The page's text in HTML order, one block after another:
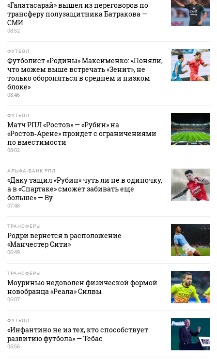
«Галатасарай» вышел из переговоров по
трансферу полузащитника Батракова —
СМИ
08:52
ФУТБОЛ
Футболист «Родины» Максименко: «Поняли,
что можем выше встречать «Зенит», не
только обороняться в среднем и низком
блоке»
08:46
ФУТБОЛ
Матч РПЛ «Ростов» — «Рубин» на
«Ростов‑Арене» пройдет с ограничениями
по вместимости
08:02
АЛЬФА-БАНК РПЛ
«Даку тащил «Рубин» чуть ли не в одиночку,
а в «Спартаке» сможет забивать еще
больше» — Ву
07:48
ТРАНСФЕРЫ
Родри вернется в расположение
«Манчестер Сити»
06:49
ТРАНСФЕРЫ
Моуринью недоволен физической формой
новобранца «Реала» Силвы
06:07
ФУТБОЛ
«Инфантино не из тех, кто способствует
развитию футбола» — Тебас
05:56